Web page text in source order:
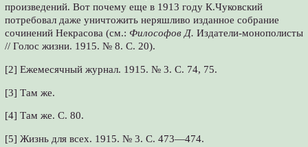
произведений. Вот почему еще в 1913 году К.Чуковский
потребовал даже уничтожить неряшливо изданное собрание
сочинений Некрасова (см.: Философов Д. Издатели-монополисты
// Голос жизни. 1915. № 8. С. 20).
[2] Ежемесячный журнал. 1915. № 3. С. 74, 75.
[3] Там же.
[4] Там же. С. 80.
[5] Жизнь для всех. 1915. № 3. С. 473—474.